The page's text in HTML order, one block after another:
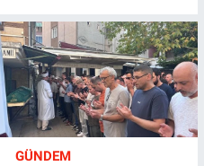
GÜNDEM